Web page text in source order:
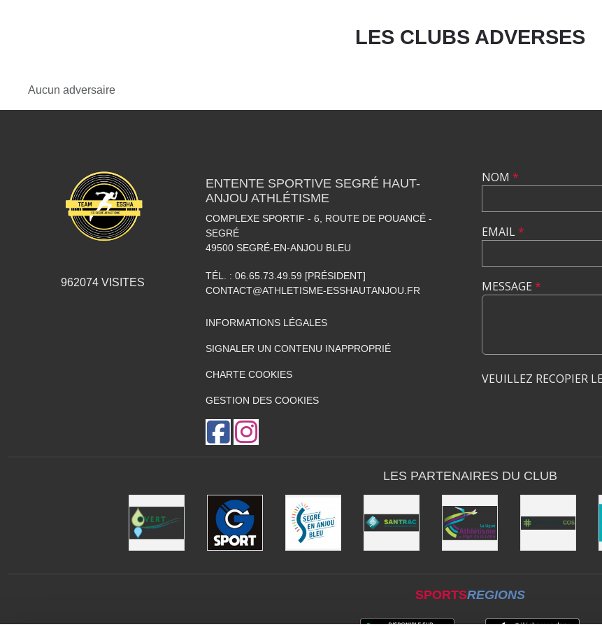
LES CLUBS ADVERSES
Aucun adversaire
962074 VISITES
ENTENTE SPORTIVE SEGRÉ HAUT-
ANJOU ATHLÉTISME
COMPLEXE SPORTIF - 6, ROUTE DE POUANCÉ -
SEGRÉ
49500 SEGRÉ-EN-ANJOU BLEU
TÉL. : 06.65.73.49.59 [PRÉSIDENT]
CONTACT@ATHLETISME-ESSHAUTANJOU.FR
INFORMATIONS LÉGALES
SIGNALER UN CONTENU INAPPROPRIÉ
CHARTE COOKIES
GESTION DES COOKIES
NOM *
EMAIL*
MESSAGE *
VEUILLEZ RECOPIER
LES PARTENAIRES DU CLUB
SPORTSREGIONS